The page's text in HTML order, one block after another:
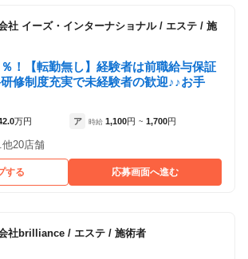
社 イーズ・インターナショナル/ エステ / 施
！【転勤無し】経験者は前職給与保証
修制度充実で未経験者の歓迎♪♪お手
万円 ア 時給 1,100円 ~ 1,700円
20店舗
する 応募画面へ進む
社brilliance / エステ / 施術者